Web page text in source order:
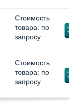
Стоимость
товара: по
запросу
Стоимость
товара: по
запросу